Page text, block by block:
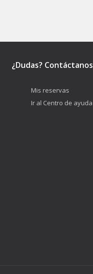
¿Dudas? Contáctanos
Mis reservas
Ir al Centro de ayuda